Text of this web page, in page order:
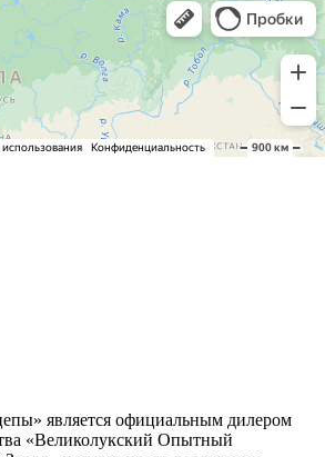
является официальным дилером
«Великолукский Опытный